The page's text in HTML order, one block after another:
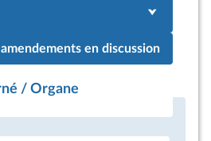
en discussion
/ Organe